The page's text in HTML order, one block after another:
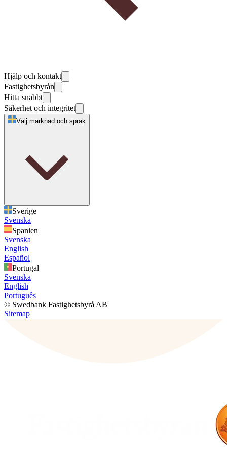
Hjälp och kontakt
Fastighetsbyrån
Hitta snabbt
Säkerhet och integritet
Välj marknad och språk
Sverige
Svenska
Spanien
Svenska
English
Español
Portugal
Svenska
English
Português
© Swedbank Fastighetsbyrå AB
Sitemap